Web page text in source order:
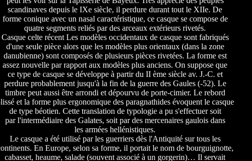
scandinaves depuis le IXe siècle, il perdure durant tout le XIIe. De
forme conique avec un nasal caractéristique, ce casque se compose de
quatre segments reliés par des arceaux extérieurs rivetés.
Casque celte récent Les modèles occidentaux de casque sont fabriqués
d'une seule pièce alors que les modèles plus orientaux (dans la zone
danubienne) sont composés de plusieurs pièces rivetées. La forme est
assez nouvelle par rapport aux modèles plus anciens. On suppose que
ce type de casque se développe à partir du II ème siècle av. J.-C. et
perdure probablement jusqu'à la fin de la guerre des Gaules (-52). Le
timbre peut aussi être arrondi et dépourvu de porte-cimier. Le rebord
et la forme plus ergonomique des paragnathides évoquent le casque
de type béotien. Cette translation de typologie a pu s'effectuer soit
par l'intermédiaire des Galates, soit par des mercenaires gaulois dans
les armées hellénistiques.
Le casque a été utilisé par les guerriers dès l'Antiquité sur tous les
En Europe, selon sa forme, il portait le nom de bourguignotte,
cabasset, heaume, salade (souvent associé à un gorgerin)… Il servait